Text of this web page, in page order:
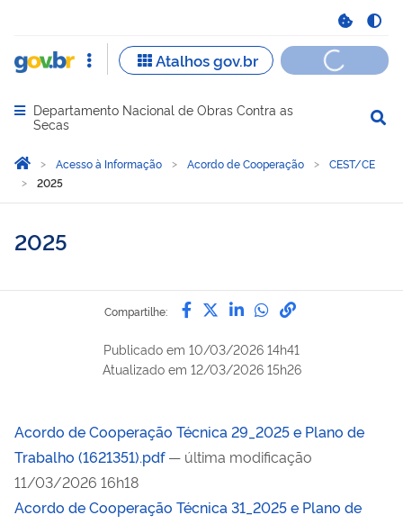
Abrir menu principal de navegação
Departamento Nacional de Obras Contra as
Secas
Você está aqui:
Página Inicial
Acesso à Informação Acordo de Cooperação
CEST/CE
2025
2025
Compartilhe: Compartilhe por Facebook
Compartilhe por Twitter
Compartilhe por
Compartilhe
link para
Publicado em 10/03/2026 14h41
Atualizado em 12/03/2026 15h26
Acordo de Cooperação Técnica 29_2025 e Plano de
Trabalho (1621351).pdf — última modificação
11/03/2026 16h18
Acordo de Cooperação Técnica 31_2025 e Plano de